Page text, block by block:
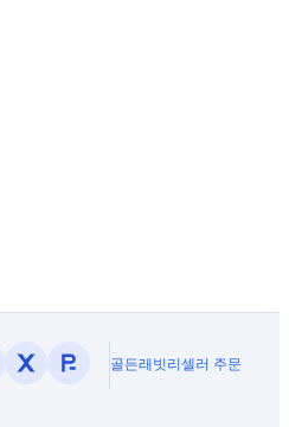
골든래빗리셀러 주문